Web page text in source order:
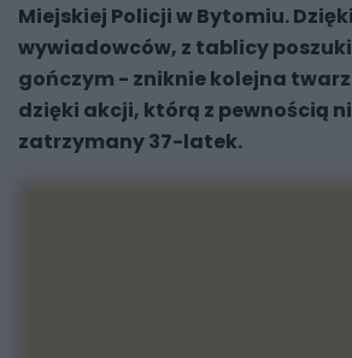
Miejskiej Policji w Bytomiu.
wywiadowców, z tablicy
gończym - zniknie kolejna
dzięki akcji, którą z pewnością
zatrzymany 37-latek.